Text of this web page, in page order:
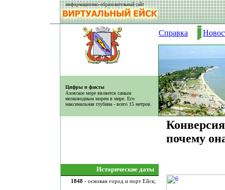
информационно-образовательный сайт
Цифры и факты
Азовское море является самым
мелководным морем в мире. Его
максимальная глубина - всего 15 метров.
Справка
Исторические даты
1848 - основан город и порт Ейск;
почему